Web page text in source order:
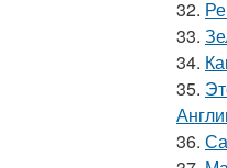
32.
33.
34.
35.
36.